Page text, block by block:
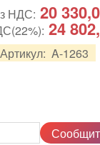
Артикул: A-1263
НДС: 20
24